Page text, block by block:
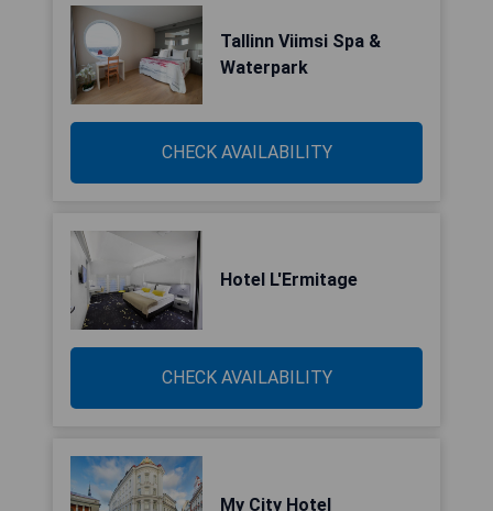
Tallinn Viimsi Spa &
Waterpark
CHECK AVAILABILITY
Hotel L'Ermitage
CHECK AVAILABILITY
My City Hotel